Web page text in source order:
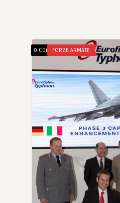
0 CommentsFORZE ARMATE